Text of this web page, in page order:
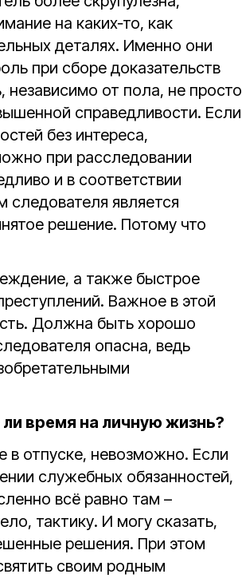
на каких‑то, как
деталях. Именно они
при сборе доказательств
от пола, не просто
справедливости. Если
без интереса,
при расследовании
и в соответствии
следователя является
решение. Потому что
а также быстрое
Важное в этой
Должна быть хорошо
опасна, ведь
время на личную жизнь?
отпуске, невозможно. Если
служебных обязанностей,
всё равно там –
тактику. И могу сказать,
решения. При этом
своим родным